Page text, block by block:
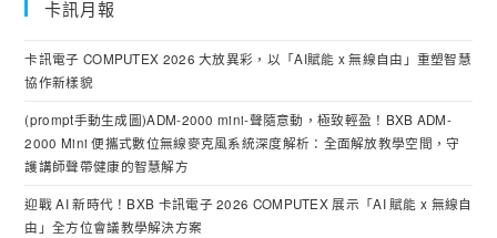
卡訊月報
卡訊電子 COMPUTEX 2026 大放異彩，以「AI賦能 x 無線自由」重塑智慧
協作新樣貌
(prompt手動生成圖)ADM-2000 mini-聲隨意動，極致輕盈！BXB ADM-
2000 Mini 便攜式數位無線麥克風系統深度解析：全面解放教學空間，守
護講師聲帶健康的智慧解方
迎戰 AI 新時代！BXB 卡訊電子 2026 COMPUTEX 展示「AI 賦能 x 無線自
由」全方位會議教學解決方案